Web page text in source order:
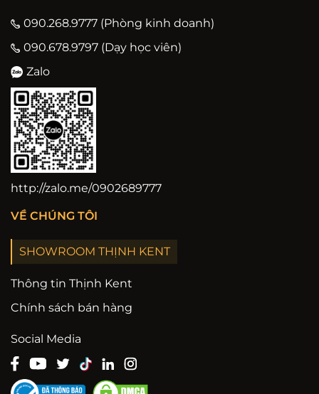
090.268.9777 (Phòng kinh doanh)
090.678.9797 (Dạy học viên)
Zalo
http://zalo.me/0902689777
VỀ CHÚNG TÔI
SHOWROOM THỊNH KENT
Thông tin Thịnh Kent
Chính sách bán hàng
Social Media